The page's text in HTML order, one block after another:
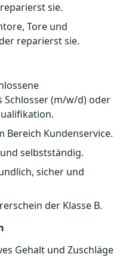
sie.
Tore und
reparierst sie.
Schlosser (m/w/d) oder
Bereich Kundenservice.
selbstständig.
sicher und
der Klasse B.
Gehalt und Zuschläge